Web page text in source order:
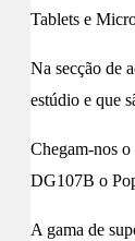
Tablets e
Na secção de
estúdio e que
Chegam-nos
DG107B o
A gama de